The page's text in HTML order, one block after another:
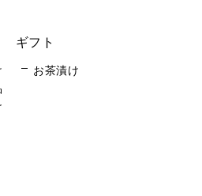
ギフト
お茶漬け